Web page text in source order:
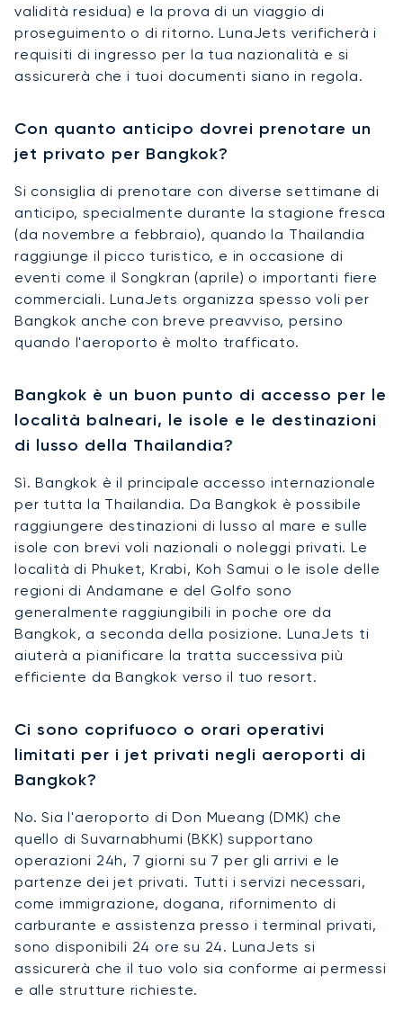
validità residua) e la prova di un viaggio di
proseguimento o di ritorno. LunaJets verificherà i
requisiti di ingresso per la tua nazionalità e si
assicurerà che i tuoi documenti siano in regola.
Con quanto anticipo dovrei prenotare un
jet privato per Bangkok?
Si consiglia di prenotare con diverse settimane di
anticipo, specialmente durante la stagione fresca
(da novembre a febbraio), quando la Thailandia
raggiunge il picco turistico, e in occasione di
eventi come il Songkran (aprile) o importanti fiere
commerciali. LunaJets organizza spesso voli per
Bangkok anche con breve preavviso, persino
quando l'aeroporto è molto trafficato.
Bangkok è un buon punto di accesso per le
località balneari, le isole e le destinazioni
di lusso della Thailandia?
Sì. Bangkok è il principale accesso internazionale
per tutta la Thailandia. Da Bangkok è possibile
raggiungere destinazioni di lusso al mare e sulle
isole con brevi voli nazionali o noleggi privati. Le
località di Phuket, Krabi, Koh Samui o le isole delle
regioni di Andamane e del Golfo sono
generalmente raggiungibili in poche ore da
Bangkok, a seconda della posizione. LunaJets ti
aiuterà a pianificare la tratta successiva più
efficiente da Bangkok verso il tuo resort.
Ci sono coprifuoco o orari operativi
limitati per i jet privati negli aeroporti di
Bangkok?
No. Sia l'aeroporto di Don Mueang (DMK) che
quello di Suvarnabhumi (BKK) supportano
operazioni 24h, 7 giorni su 7 per gli arrivi e le
partenze dei jet privati. Tutti i servizi necessari,
come immigrazione, dogana, rifornimento di
carburante e assistenza presso i terminal privati,
sono disponibili 24 ore su 24. LunaJets si
assicurerà che il tuo volo sia conforme ai permessi
e alle strutture richieste.